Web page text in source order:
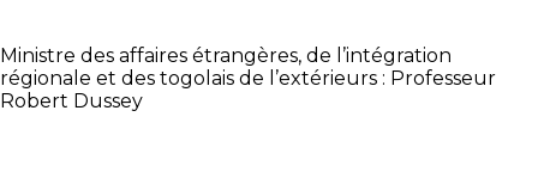
Ministre des affaires étrangères, de l’intégration
régionale et des togolais de l’extérieurs : Professeur
Robert Dussey